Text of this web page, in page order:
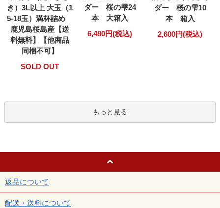
き）3L以上 大玉（1
5-18玉）満杯詰め
鹿児島桜島産【送
料無料】【他商品
同梱不可】
SOLD OUT
ダー 桜の雫24
本 大箱入
6,480円(税込)
ダー 桜の雫10
本 箱入
2,600円(税込)
もっと見る
返品について
配送・送料について